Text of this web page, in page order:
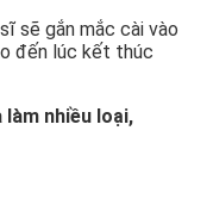
sẽ gắn mắc cài vào
đến lúc kết thúc
nhiều loại,